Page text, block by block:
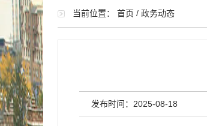
当前位置： 首页 / 政务动态
发布时间：2025-08-18